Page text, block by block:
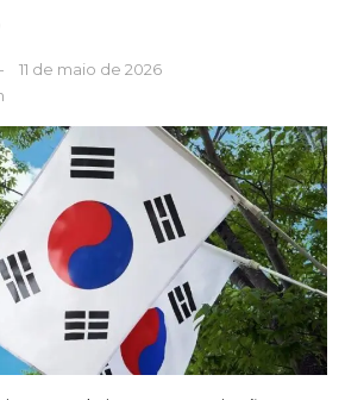
11 de maio de 2026